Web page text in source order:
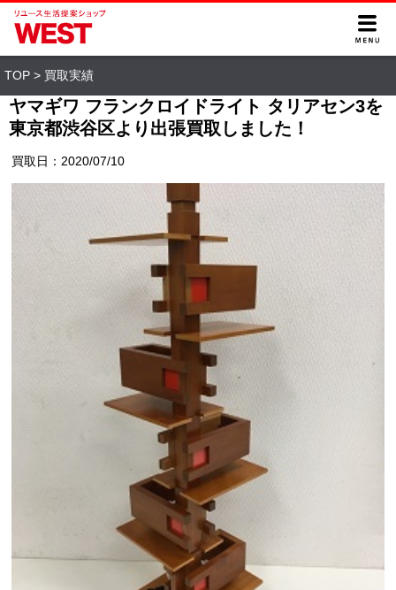
TOP > 買取実績
ヤマギワ フランクロイドライト タリアセン3を
東京都渋谷区より出張買取しました！
買取日：2020/07/10